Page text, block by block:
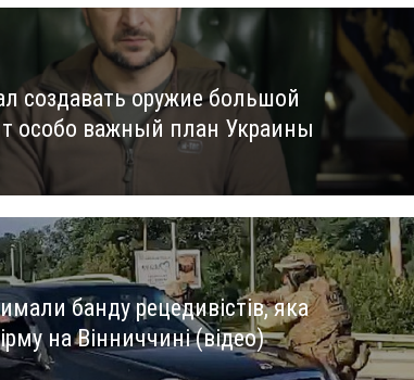
создавать оружие большой
особо важный план Украины
банду рецедивістів, яка
на Вінниччині (відео)